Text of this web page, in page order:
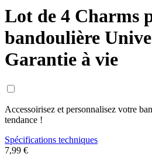
Lot de 4 Charms
bandoulière
Garantie à vie
Accessoirisez et personnalisez votre
tendance !
Spécifications techniques
7,99 €